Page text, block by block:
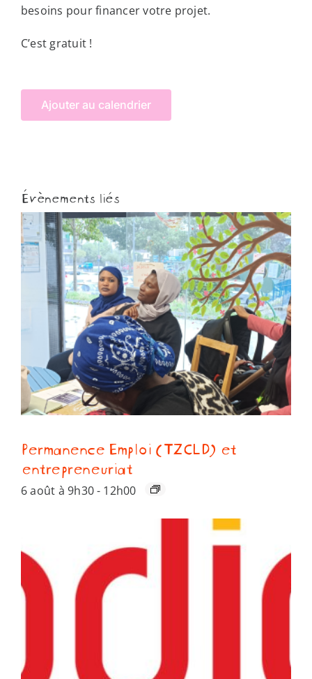
besoins pour financer votre projet.
C’est gratuit !
Ajouter au calendrier
Évènements liés
Permanence Emploi (TZCLD) et
entrepreneuriat
6 août à 9h30- 12h00